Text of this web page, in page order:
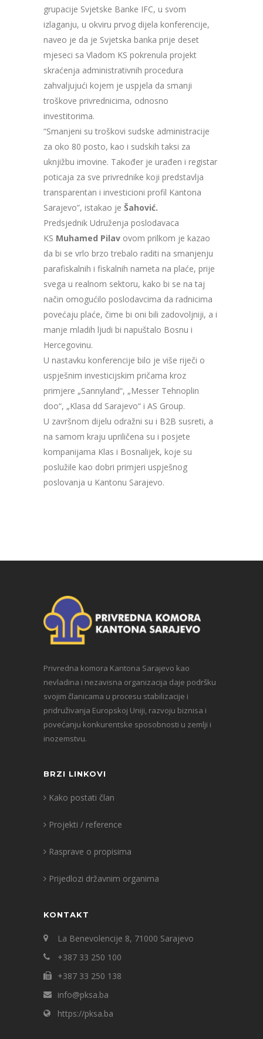
grupacije Svjetske Banke IFC, u svom
izlaganju, u okviru prvog dijela konferencije,
naveo je da je Svjetska banka prije deset
mjeseci sa Vladom KS pokrenula projekt
skraćenja administrativnih procedura
zahvaljujući kojem je uspjela da smanji
troškove privrednicima, odnosno
investitorima.
“Smanjeni su troškovi sudske administracije
za oko 80 posto, kao i sudskih taksi za
uknjižbu imovine. Također je urađen i registar
poticaja za sve privrednike koji predstavlja
transparentan i investicioni profil Kantona
Sarajevo”, istakao je Šahović.
Predsjednik Udruženja poslodavaca
KS Muhamed Pilav ovom prilkom je kazao
da bi se vrlo brzo trebalo raditi na smanjenju
parafiskalnih i fiskalnih nameta na plaće, prije
svega u realnom sektoru, kako bi se na taj
način omogućilo poslodavcima da radnicima
povećaju plaće, čime bi oni bili zadovoljniji, a i
manje mladih ljudi bi napuštalo Bosnu i
Hercegovinu.
U nastavku konferencije bilo je više riječi o
uspješnim investicijskim pričama kroz
primjere „Sannyland“, „Messer Tehnoplin
doo“, „Klasa dd Sarajevo“ i AS Group.
U završnom dijelu odražni su i B2B susreti, a
na samom kraju upriličena su i posjete
kompanijama Klas i Bosnalijek, koje su
poslužile kao dobri primjeri uspješnog
poslovanja u Kantonu Sarajevo.
Privredna komora Kantona Sarajevo kao
nevladina i nezavisna organizacija daje podršku
svojim članicama u procesu stabilizacije i
pridruživanja Europskoj Uniji, razvoju biznisa i
povećanju konkurentske sposobnosti u zemlji i
inozemstvu.
BRZI LINKOVI
Kako postati član
Projekti / reference
Rasprave o propisima
Prijedlozi državnim organima
KONTAKT
La Benevolencije 8, 71000 Sarajevo
+387 33 250 100
+387 33 250 138
info@pksa.ba
https://pksa.ba